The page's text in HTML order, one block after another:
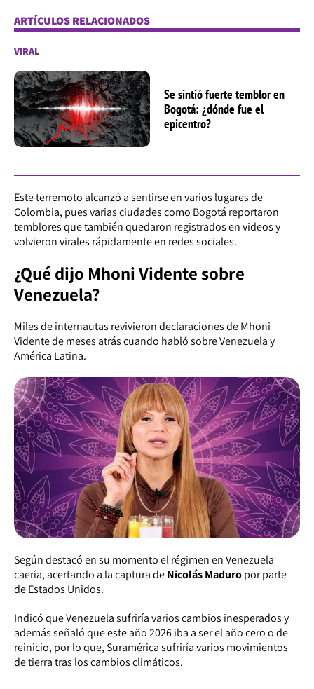
ARTÍCULOS RELACIONADOS
VIRAL
Se sintió fuerte temblor en
Bogotá: ¿dónde fue el
epicentro?
Este terremoto alcanzó a sentirse en varios lugares de
Colombia, pues varias ciudades como Bogotá reportaron
temblores que también quedaron registrados en videos y
volvieron virales rápidamente en redes sociales.
¿Qué dijo Mhoni Vidente sobre
Venezuela?
Miles de internautas revivieron declaraciones de Mhoni
Vidente de meses atrás cuando habló sobre Venezuela y
América Latina.
Según destacó en su momento el régimen en Venezuela
caería, acertando a la captura deNicolás Maduropor parte
de Estados Unidos.
Indicó que Venezuela sufriría varios cambios inesperados y
además señaló que este año 2026 iba a ser el año cero o de
reinicio, por lo que, Suramérica sufriría varios movimientos
de tierra tras los cambios climáticos.